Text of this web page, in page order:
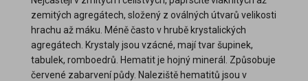
zemitých agregátech, složený z oválných útvarů velikosti
hrachu až máku. Méně často v hrubě krystalických
agregátech. Krystaly jsou vzácné, mají tvar šupinek,
tabulek, romboedrů. Hematit je hojný minerál. Způsobuje
červené zabarvení půdy. Naleziště hematitů jsou v